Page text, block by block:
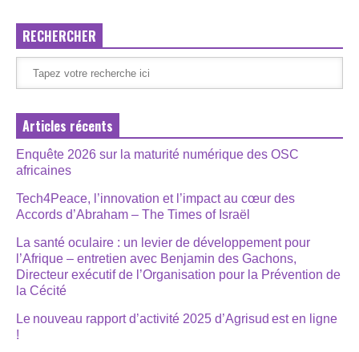
RECHERCHER
Articles récents
Enquête 2026 sur la maturité numérique des OSC
africaines
Tech4Peace, l’innovation et l’impact au cœur des
Accords d’Abraham – The Times of Israël
La santé oculaire : un levier de développement pour
l’Afrique – entretien avec Benjamin des Gachons,
Directeur exécutif de l’Organisation pour la Prévention de
la Cécité
Le nouveau rapport d’activité 2025 d’Agrisud est en ligne
!